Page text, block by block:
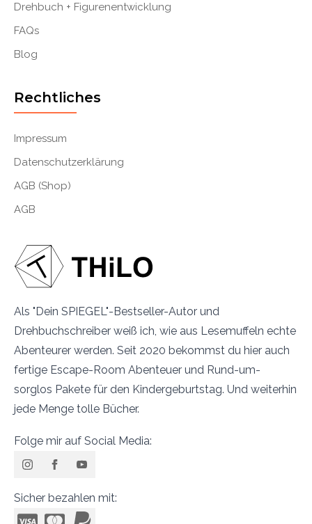
Als "Dein SPIEGEL"-Bestseller-Autor und
Drehbuchschreiber weiß ich, wie aus Lesemuffeln echte
Abenteurer werden. Seit 2020 bekommst du hier auch
fertige Escape-Room Abenteuer und Rund-um-
sorglos Pakete für den Kindergeburtstag. Und weiterhin
jede Menge tolle Bücher.
Folge mir auf Social Media:
Sicher bezahlen mit:
Drehbuch + Figurenentwicklung
FAQs
Blog
Rechtliches
Impressum
Datenschutzerklärung
AGB (Shop)
AGB